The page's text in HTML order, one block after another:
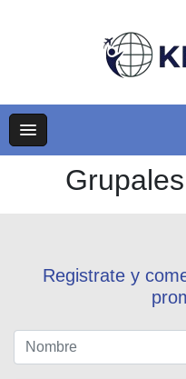
Registrate y